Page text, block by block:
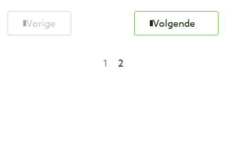
Vorige
1 2
Volgende